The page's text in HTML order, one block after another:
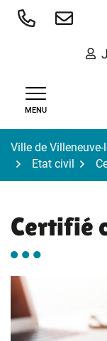
Aller
MENU
Ville de
Etat civil
Certifié